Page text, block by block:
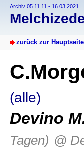
Archiv 05.11.11 - 16.03.2021
zurück zur Hauptseite
(alle)
Devino
Tagen) @